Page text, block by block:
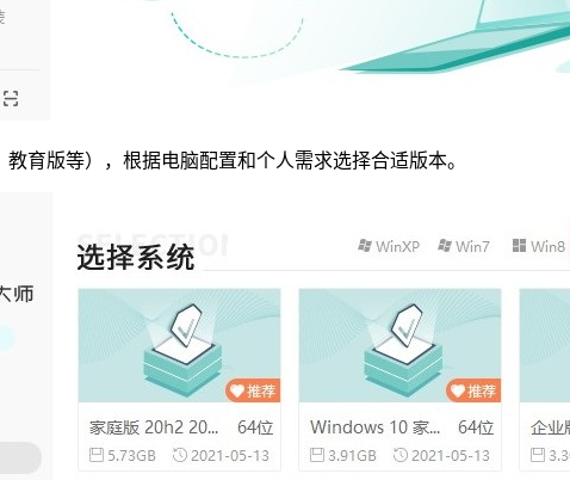
育版等），根据电脑配置和个人需求选择合适版本。